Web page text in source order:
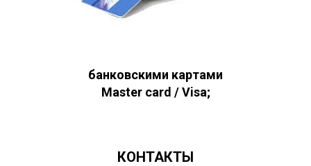
банковскими картами
Master card / Visa;
КОНТАКТЫ